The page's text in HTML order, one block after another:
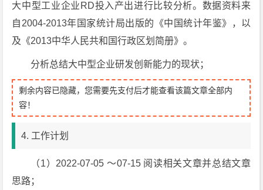
大中型工业企业RD投入产出进行比较分析。数据资料来
自2004-2013年国家统计局出版的《中国统计年鉴》，以
及《2013中华人民共和国行政区划简册》。
分析总结大中型企业研发创新能力的现状；
剩余内容已隐藏，您需要先支付后才能查看该篇文章全部内
容！
4. 工作计划
（1）2022-07-05 ～07-15 阅读相关文章并总结文章
思路；